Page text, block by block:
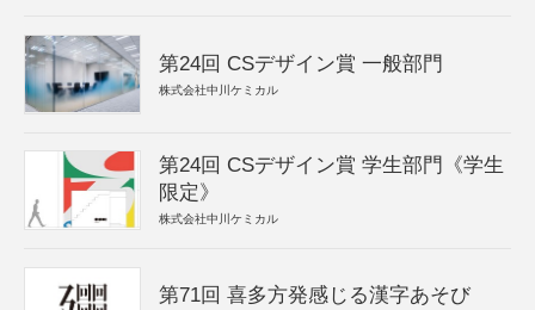
第24回 CSデザイン賞 一般部門
株式会社中川ケミカル
第24回 CSデザイン賞 学生部門《学生
限定》
株式会社中川ケミカル
第71回 喜多方発感じる漢字あそび